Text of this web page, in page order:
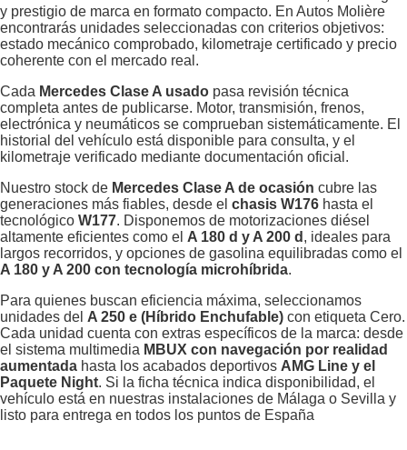
y prestigio de marca en formato compacto. En Autos Molière
encontrarás unidades seleccionadas con criterios objetivos:
estado mecánico comprobado, kilometraje certificado y precio
coherente con el mercado real.
Cada Mercedes Clase A usado pasa revisión técnica
completa antes de publicarse. Motor, transmisión, frenos,
electrónica y neumáticos se comprueban sistemáticamente. El
historial del vehículo está disponible para consulta, y el
kilometraje verificado mediante documentación oficial.
Nuestro stock de Mercedes Clase A de ocasión cubre las
generaciones más fiables, desde el chasis W176 hasta el
tecnológico W177. Disponemos de motorizaciones diésel
altamente eficientes como el A 180 d y A 200 d , ideales para
largos recorridos, y opciones de gasolina equilibradas como el
A 180 y A 200 con tecnología microhíbrida.
Para quienes buscan eficiencia máxima, seleccionamos
unidades del A 250 e (Híbrido Enchufable) con etiqueta Cero.
Cada unidad cuenta con extras específicos de la marca: desde
el sistema multimedia MBUX con navegación por realidad
aumentada hasta los acabados deportivos AMG Line y el
Paquete Night. Si la ficha técnica indica disponibilidad, el
vehículo está en nuestras instalaciones de Málaga o Sevilla y
listo para entrega en todos los puntos de España